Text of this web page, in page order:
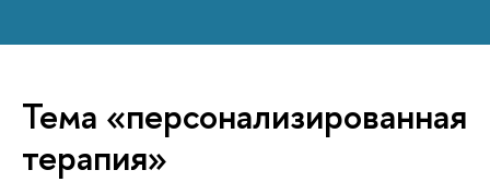
Тема «персонализированная
терапия»